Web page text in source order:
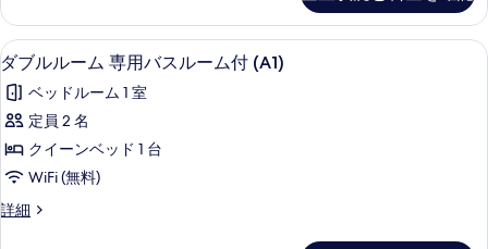
て
の
写
真
を
表
示
す
ー
ド
ク
イ
ー
ン
サ
イ
ス
タ
ン
ダ
ー
ド
イ
ー
サ
ダ
ブ
ル
ル
ー
専
5
ダブルルーム 専用バスルーム付 (A1)
ベッドルーム 1 室
定員 2 名
クイーンベッド 1 台
WiFi (無料)
詳細
ダ